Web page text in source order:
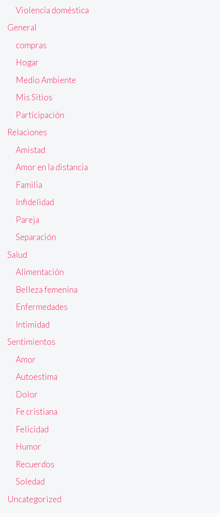
Violencia doméstica
General
compras
Hogar
Medio Ambiente
Mis Sitios
Participación
Relaciones
Amistad
Amor en la distancia
Familia
Infidelidad
Pareja
Separación
Salud
Alimentación
Belleza femenina
Enfermedades
Intimidad
Sentimientos
Amor
Autoestima
Dolor
Fe cristiana
Felicidad
Humor
Recuerdos
Soledad
Uncategorized